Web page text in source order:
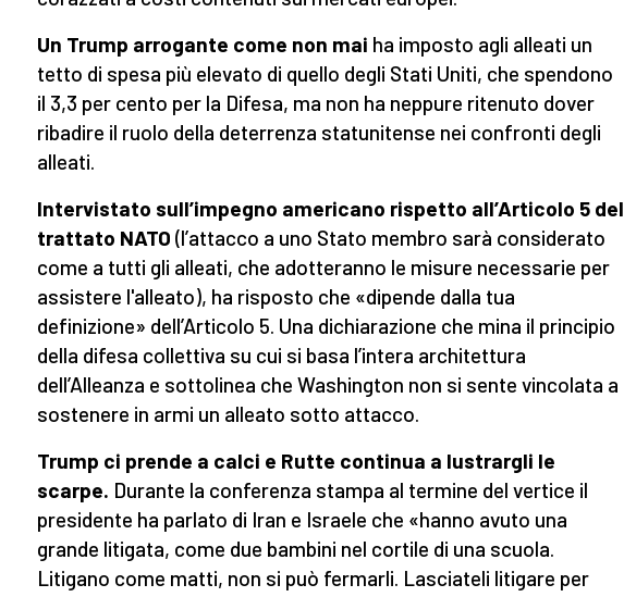
Un Trump arrogante come non mai ha imposto agli alleati un
tetto di spesa più elevato di quello degli Stati Uniti, che spendono
il 3,3 per cento per la Difesa, ma non ha neppure ritenuto dover
ribadire il ruolo della deterrenza statunitense nei confronti degli
alleati.
Intervistato sull’impegno americano rispetto all’Articolo 5 del
trattato NATO (l’attacco a uno Stato membro sarà considerato
come a tutti gli alleati, che adotteranno le misure necessarie per
assistere l'alleato), ha risposto che «dipende dalla tua
definizione» dell’Articolo 5. Una dichiarazione che mina il principio
della difesa collettiva su cui si basa l’intera architettura
dell’Alleanza e sottolinea che Washington non si sente vincolata a
sostenere in armi un alleato sotto attacco.
Trump ci prende a calci e Rutte continua a lustrargli le
scarpe. Durante la conferenza stampa al termine del vertice il
presidente ha parlato di Iran e Israele che «hanno avuto una
grande litigata, come due bambini nel cortile di una scuola.
Litigano come matti, non si può fermarli. Lasciateli litigare per